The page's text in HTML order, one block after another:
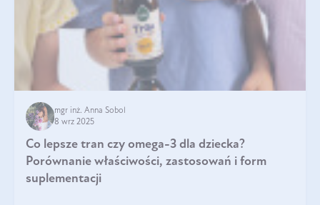
mgr inż. Anna Sobol
8 wrz 2025
Co lepsze tran czy omega-3 dla dziecka?
Porównanie właściwości, zastosowań i form
suplementacji